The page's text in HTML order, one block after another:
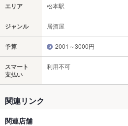
エリア 松本駅
ジャンル 居酒屋
予算 2001～3000円
スマート
支払い
利用不可
関連リンク
関連店舗